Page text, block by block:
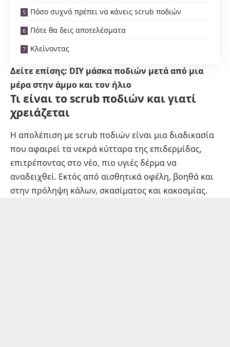
Πόσο συχνά πρέπει να κάνεις scrub ποδιών
Πότε θα δεις αποτελέσματα
Κλείνοντας
Δείτε επίσης: DIY μάσκα ποδιών μετά από μια
μέρα στην άμμο και τον ήλιο
Τι είναι το scrub ποδιών και γιατί
χρειάζεται
Η απολέπιση με scrub ποδιών είναι μια διαδικασία
που αφαιρεί τα νεκρά κύτταρα της επιδερμίδας,
επιτρέποντας στο νέο, πιο υγιές δέρμα να
αναδειχθεί. Εκτός από αισθητικά οφέλη, βοηθά και
στην πρόληψη κάλων, σκασίματος και κακοσμίας.